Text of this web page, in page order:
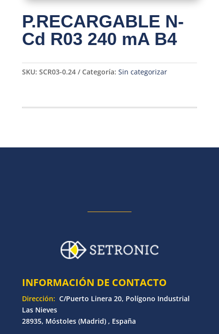
P.RECARGABLE N-
Cd R03 240 mA B4
SKU: SCR03-0.24 Categoría: Sin categorizar
INFORMACIÓN DE CONTACTO
Dirección: C/Puerto Linera 20, Polígono Industrial
Las Nieves
28935, Móstoles (Madrid) , España